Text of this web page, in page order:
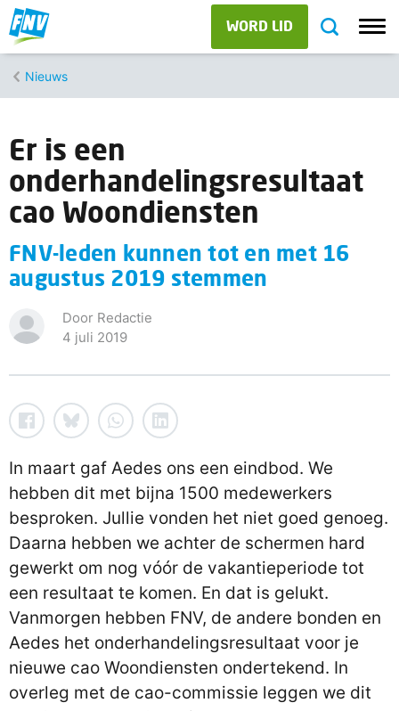
WORD LID
Nieuws
Er is een
onderhandelingsresultaat
cao Woondiensten
FNV-leden kunnen tot en met 16
augustus 2019 stemmen
Door Redactie
4 juli 2019
In maart gaf Aedes ons een eindbod. We
hebben dit met bijna 1500 medewerkers
besproken. Jullie vonden het niet goed genoeg.
Daarna hebben we achter de schermen hard
gewerkt om nog vóór de vakantieperiode tot
een resultaat te komen. En dat is gelukt.
Vanmorgen hebben FNV, de andere bonden en
Aedes het onderhandelingsresultaat voor je
nieuwe cao Woondiensten ondertekend. In
overleg met de cao-commissie leggen we dit